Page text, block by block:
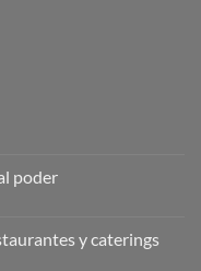
poder
y caterings